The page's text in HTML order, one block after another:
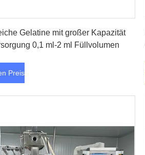
Gelatine mit großer Kapazität
0,1 ml-2 ml Füllvolumen
Preis